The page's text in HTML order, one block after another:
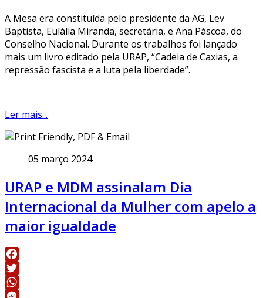
A Mesa era constituída pelo presidente da AG, Lev
Baptista, Eulália Miranda, secretária, e Ana Páscoa, do
Conselho Nacional. Durante os trabalhos foi lançado
mais um livro editado pela URAP, “Cadeia de Caxias, a
repressão fascista e a luta pela liberdade”.
Ler mais...
05 março 2024
URAP e MDM assinalam Dia
Internacional da Mulher com apelo a
maior igualdade
Facebook
Twitter